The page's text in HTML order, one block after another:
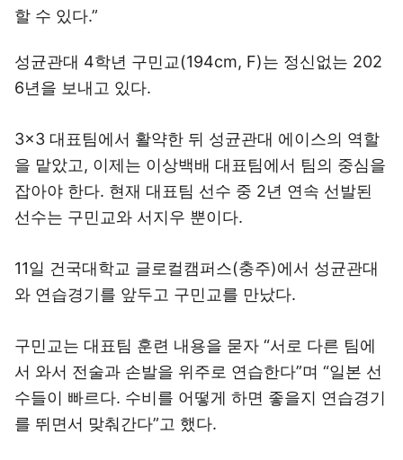
할 수 있다.”
성균관대 4학년 구민교(194cm, F)는 정신없는 202
6년을 보내고 있다.
3x3 대표팀에서 활약한 뒤 성균관대 에이스의 역할
을 맡았고, 이제는 이상백배 대표팀에서 팀의 중심을
잡아야 한다. 현재 대표팀 선수 중 2년 연속 선발된
선수는 구민교와 서지우 뿐이다.
11일 건국대학교 글로컬캠퍼스(충주)에서 성균관대
와 연습경기를 앞두고 구민교를 만났다.
구민교는 대표팀 훈련 내용을 묻자 “서로 다른 팀에
서 와서 전술과 손발을 위주로 연습한다”며 “일본 선
수들이 빠르다. 수비를 어떻게 하면 좋을지 연습경기
를 뛰면서 맞춰간다”고 했다.